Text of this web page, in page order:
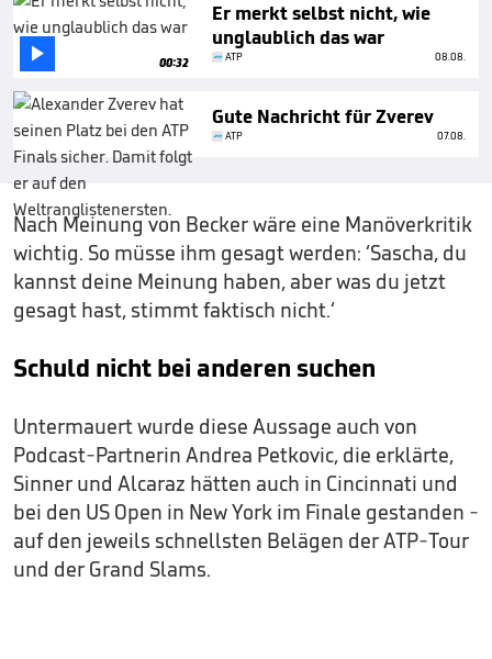
 00:32
Er merkt selbst nicht, wie
unglaublich das war
ATP 08.08.
Gute Nachricht für Zverev
ATP 07.08.
Nach Meinung von Becker wäre eine Manöverkritik
wichtig. So müsse ihm gesagt werden: ‘Sascha, du
kannst deine Meinung haben, aber was du jetzt
gesagt hast, stimmt faktisch nicht.‘
Schuld nicht bei anderen suchen
Untermauert wurde diese Aussage auch von
Podcast-Partnerin Andrea Petkovic, die erklärte,
Sinner und Alcaraz hätten auch in Cincinnati und
bei den US Open in New York im Finale gestanden -
auf den jeweils schnellsten Belägen der ATP-Tour
und der Grand Slams.